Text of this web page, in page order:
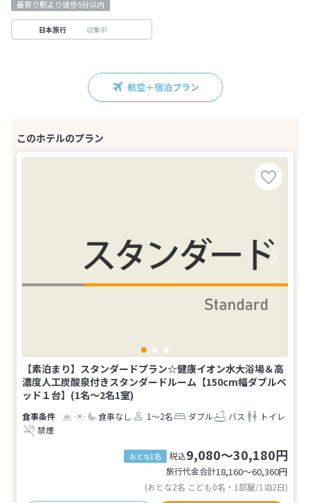
最寄り駅より徒歩5分以内
日本旅行 収集中
航空＋宿泊プラン
【素泊まり】スタンダードプラン☆健康イオン水大浴場＆高
濃度人工炭酸泉付きスタンダードルーム【150cm幅ダブルベ
ッド１台】(1名～2名1室)
食事なし 1～2名 ダブル バス
トイレ
禁煙
おとな1名 税込9,080～30,180円
旅行代金合計18,160〜60,360円
(おとな2名 こども0名・1部屋/1泊2日)